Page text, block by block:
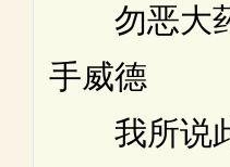
勿恶大
手威德
我所说